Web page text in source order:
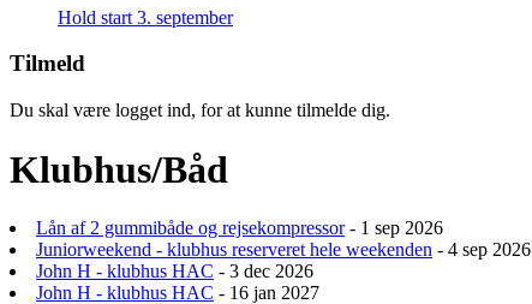
Hold start 3. september
Tilmeld
Du skal være logget ind, for at kunne tilmelde dig.
Klubhus/Båd
Lån af 2 gummibåde og rejsekompressor- 1 sep 2026
Juniorweekend - klubhus reserveret hele weekenden - 4 sep 2026
John H - klubhus HAC - 3 dec 2026
John H - klubhus HAC - 16 jan 2027